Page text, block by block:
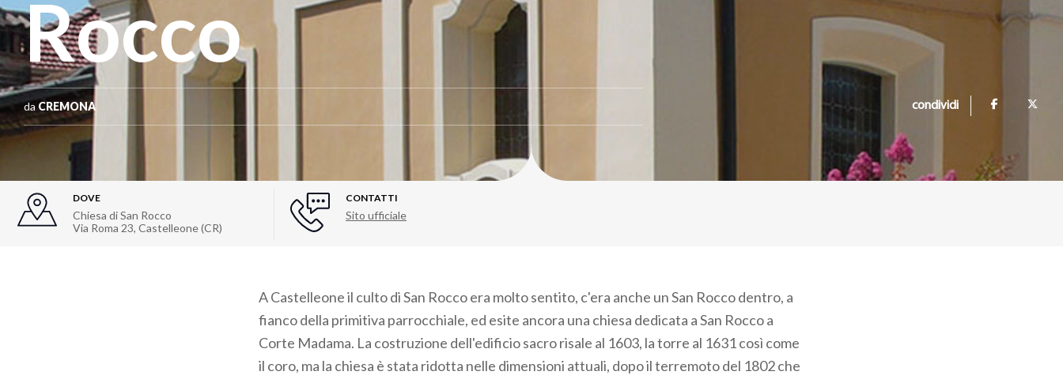
Rocco
da CREMONA condividi
DOVE
Chiesa di San Rocco
Via Roma 23, Castelleone (CR)
CONTATTI
Sito ufficiale
A Castelleone il culto di San Rocco era molto sentito, c'era anche un San Rocco dentro, a
fianco della primitiva parrocchiale, ed esite ancora una chiesa dedicata a San Rocco a
Corte Madama. La costruzione dell'edificio sacro risale al 1603, la torre al 1631 così come
il coro, ma la chiesa è stata ridotta nelle dimensioni attuali, dopo il terremoto del 1802 che